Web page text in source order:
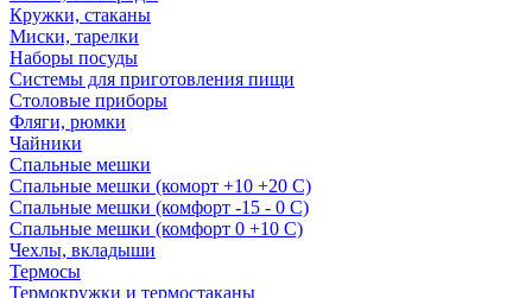
Кружки, стаканы
Миски, тарелки
Наборы посуды
Системы для приготовления пищи
Столовые приборы
Фляги, рюмки
Чайники
Спальные мешки
Спальные мешки (коморт +10 +20 С)
Спальные мешки (комфорт -15 - 0 С)
Спальные мешки (комфорт 0 +10 С)
Чехлы, вкладыши
Термосы
Термокружки и термостаканы